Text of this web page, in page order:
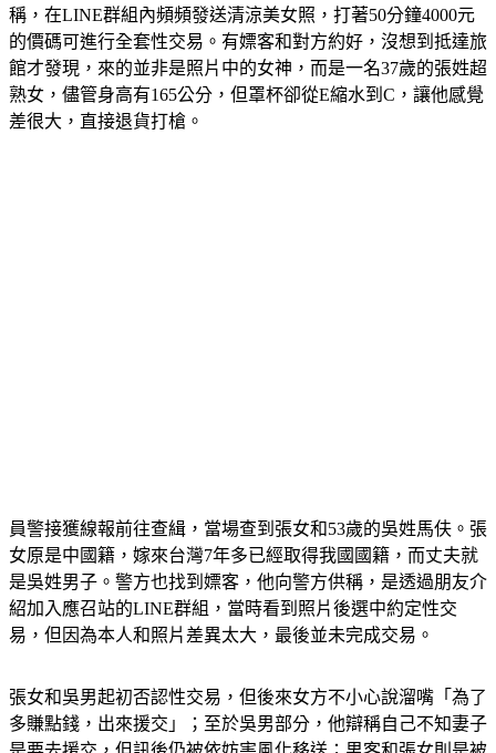
的價碼可進行全套性交易。有嫖客和對方約好，沒想到抵達旅
館才發現，來的並非是照片中的女神，而是一名37歲的張姓超
熟女，儘管身高有165公分，但罩杯卻從E縮水到C，讓他感覺
差很大，直接退貨打槍。
女原是中國籍，嫁來台灣7年多已經取得我國國籍，而丈夫就
是吳姓男子。 警方也找到嫖客，他向警方供稱，是透過朋友介
紹加入應召站的LINE群組，當時看到照片後選中約定性交
易，但因為本人和照片差異太大，最後並未完成交易。
多賺點錢，出來援交」；至於吳男部分，他辯稱自己不知妻子
是要去援交，但訊後仍被依妨害風化移送；男客和張女則是被